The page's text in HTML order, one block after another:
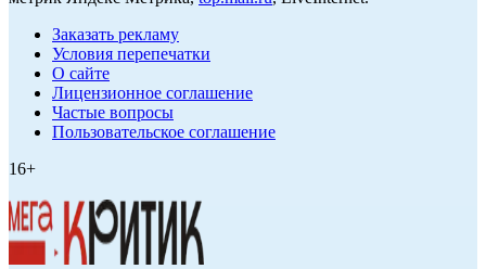
Заказать рекламу
Условия перепечатки
О сайте
Лицензионное соглашение
Частые вопросы
Пользовательское соглашение
16+